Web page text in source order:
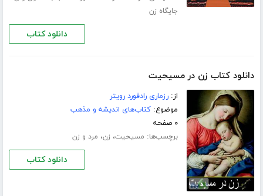
جایگاه زن
دانلود کتاب
دانلود کتاب زن در مسیحیت
از:رزماری رادفورد رویتر
موضوع:کتاب‌های اندیشه و مذهب
۰ صفحه
برچسب‌ها: مسیحیت، زن، مرد و زن
دانلود کتاب